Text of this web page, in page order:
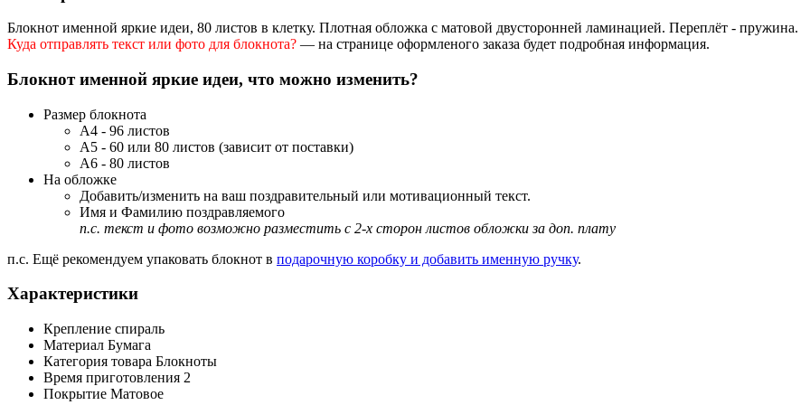
Блокнот именной яркие идеи, 80 листов в клетку. Плотная обложка с матовой двусторонней ламинацией. Переплёт - пружина.
Куда отправлять текст или фото для блокнота? — на странице оформленого заказа будет подробная информация.
Блокнот именной яркие идеи, что можно изменить?
Размер блокнота
А4 - 96 листов
А5 - 60 или 80 листов (зависит от поставки)
А6 - 80 листов
На обложке
Добавить/изменить на ваш поздравительный или мотивационный текст.
Имя и Фамилию поздравляемого
п.с. текст и фото возможно разместить с 2-х сторон листов обложки за доп. плату
п.с. Ещё рекомендуем упаковать блокнот в подарочную коробку и добавить именную ручку.
Характеристики
Крепление спираль
Материал Бумага
Категория товара Блокноты
Время приготовления 2
Покрытие Матовое